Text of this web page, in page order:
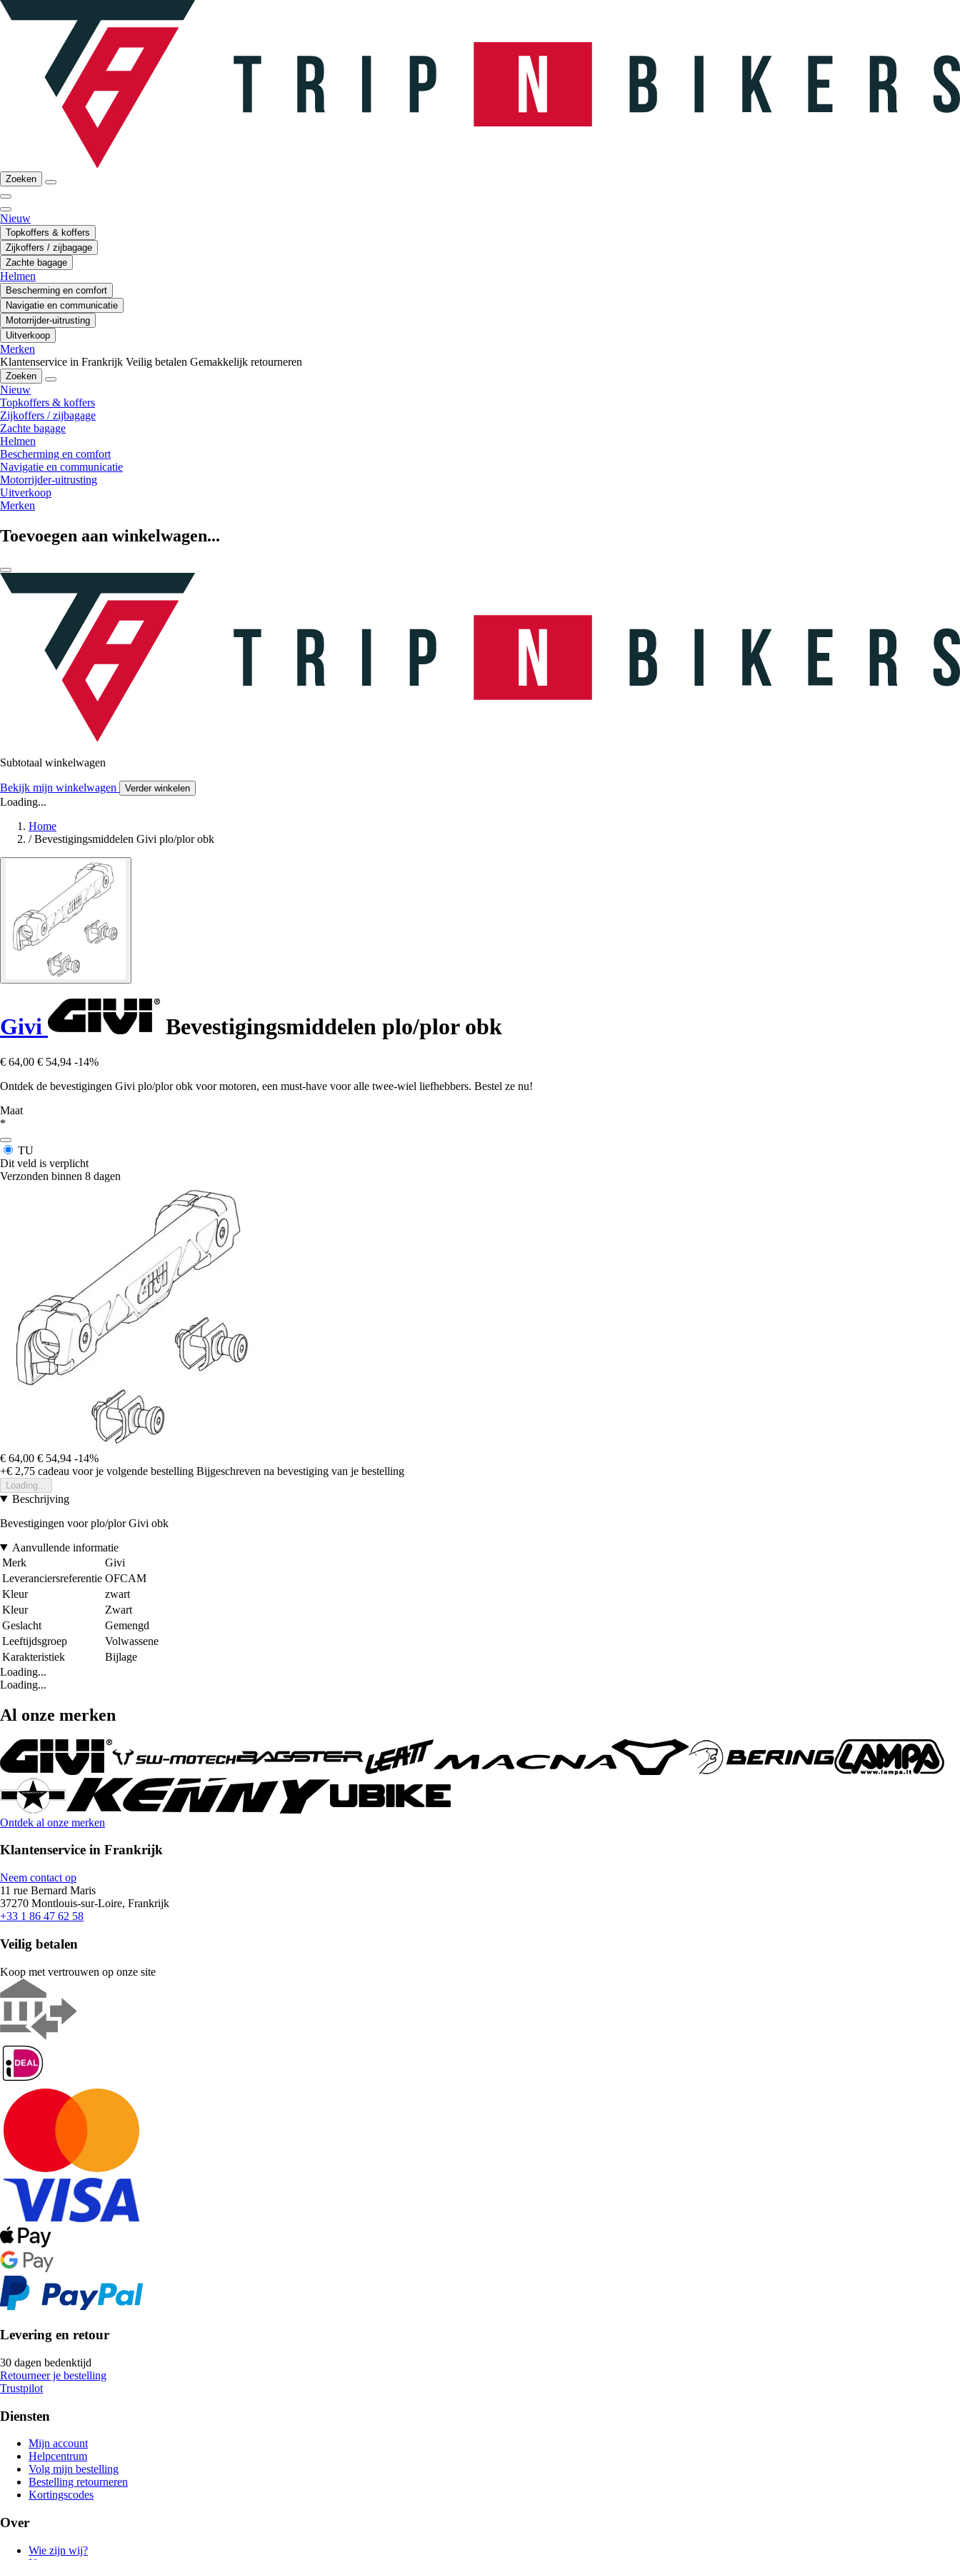
Zoeken
Nieuw
Topkoffers & koffers
Zijkoffers / zijbagage
Zachte bagage
Helmen
Bescherming en comfort
Navigatie en communicatie
Motorrijder-uitrusting
Uitverkoop
Merken
Klantenservice in Frankrijk Veilig betalen Gemakkelijk retourneren
Zoeken
Nieuw
Topkoffers & koffers
Zijkoffers / zijbagage
Zachte bagage
Helmen
Bescherming en comfort
Navigatie en communicatie
Motorrijder-uitrusting
Uitverkoop
Merken
Toevoegen aan winkelwagen...
Subtotaal winkelwagen
Bekijk mijn winkelwagen Verder winkelen
Loading...
Home
/ Bevestigingsmiddelen Givi plo/plor obk
Givi Bevestigingsmiddelen plo/plor obk
€ 64,00 € 54,94 -14%
Ontdek de bevestigingen Givi plo/plor obk voor motoren, een must-have voor alle twee-wiel liefhebbers. Bestel ze nu!
Maat
*
TU
Dit veld is verplicht
Verzonden binnen 8 dagen
€ 64,00 € 54,94 -14%
+€ 2,75 cadeau voor je volgende bestelling Bijgeschreven na bevestiging van je bestelling
Loading...
Beschrijving
Bevestigingen voor plo/plor Givi obk
Aanvullende informatie
Merk
Givi
Leveranciersreferentie OFCAM
Kleur
zwart
Kleur
Zwart
Geslacht
Gemengd
Leeftijdsgroep
Volwassene
Karakteristiek
Bijlage
Loading...
Loading...
Al onze merken
Ontdek al onze merken
Klantenservice in Frankrijk
Neem contact op
11 rue Bernard Maris
37270 Montlouis-sur-Loire, Frankrijk
+33 1 86 47 62 58
Veilig betalen
Koop met vertrouwen op onze site
Levering en retour
30 dagen bedenktijd
Retourneer je bestelling
Trustpilot
Diensten
Mijn account
Helpcentrum
Volg mijn bestelling
Bestelling retourneren
Kortingscodes
Over
Wie zijn wij?